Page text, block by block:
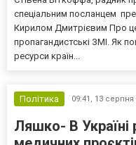
спеціальним посланцем
Кирилом Дмитрієвим Про
пропагандистські ЗМІ. Як
ресурси країн...
Політика 09:41, 13 серпня
Ляшко- В Україні